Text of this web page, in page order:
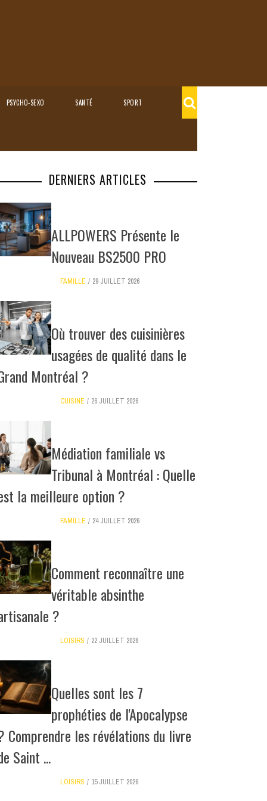
PSYCHO-SEXO SANTÉ SPORT
DERNIERS ARTICLES
ALLPOWERS Présente le
Nouveau BS2500 PRO
FAMILLE 29 JUILLET 2026
Où trouver des cuisinières
usagées de qualité dans le
Montréal ?
CUISINE 26 JUILLET 2026
Médiation familiale vs
Tribunal à Montréal : Quelle
la meilleure option ?
FAMILLE 24 JUILLET 2026
Comment reconnaître une
véritable absinthe
?
LOISIRS 22 JUILLET 2026
Quelles sont les 7
prophéties de l'Apocalypse
Comprendre les révélations du livre
Saint ...
LOISIRS 15 JUILLET 2026